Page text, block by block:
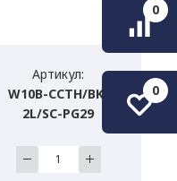
0
0
Артикул:
W10B-CCTH/BK-
2L/SC-PG29